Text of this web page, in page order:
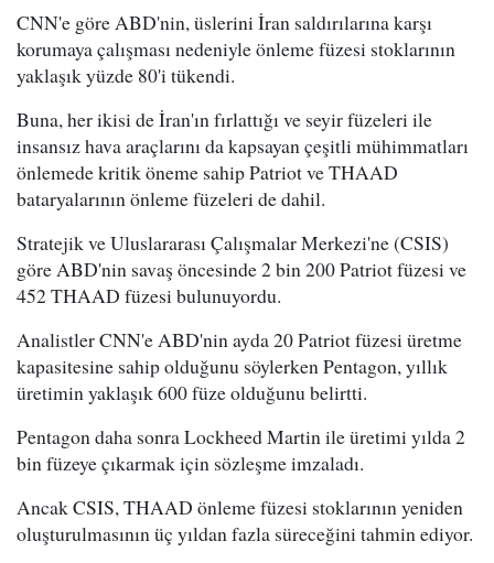
CNN'e göre ABD'nin, üslerini İran saldırılarına karşı
korumaya çalışması nedeniyle önleme füzesi stoklarının
yaklaşık yüzde 80'i tükendi.
Buna, her ikisi de İran'ın fırlattığı ve seyir füzeleri ile
insansız hava araçlarını da kapsayan çeşitli mühimmatları
önlemede kritik öneme sahip Patriot ve THAAD
bataryalarının önleme füzeleri de dahil.
Stratejik ve Uluslararası Çalışmalar Merkezi'ne (CSIS)
göre ABD'nin savaş öncesinde 2 bin 200 Patriot füzesi ve
452 THAAD füzesi bulunuyordu.
Analistler CNN'e ABD'nin ayda 20 Patriot füzesi üretme
kapasitesine sahip olduğunu söylerken Pentagon, yıllık
üretimin yaklaşık 600 füze olduğunu belirtti.
Pentagon daha sonra Lockheed Martin ile üretimi yılda 2
bin füzeye çıkarmak için sözleşme imzaladı.
Ancak CSIS, THAAD önleme füzesi stoklarının yeniden
oluşturulmasının üç yıldan fazla süreceğini tahmin ediyor.